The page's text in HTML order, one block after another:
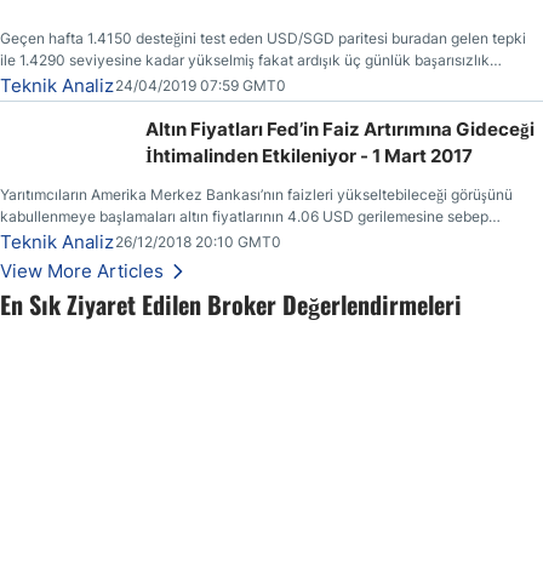
En Sık Ziyaret Edilen Broker Değerlendirmeleri
Geçen hafta 1.4150 desteğini test eden USD/SGD paritesi buradan gelen tepki
ile 1.4290 seviyesine kadar yükselmiş fakat ardışık üç günlük başarısızlık
ertesinde yönünü yeniden aşağı çevirmiştir.
Teknik Analiz24/04/2019 07:59 GMT0
Altın Fiyatları Fed’in Faiz Artırımına Gideceği
İhtimalinden Etkileniyor - 1 Mart 2017
Yarıtımcıların Amerika Merkez Bankası’nın faizleri yükseltebileceği görüşünü
kabullenmeye başlamaları altın fiyatlarının 4.06 USD gerilemesine sebep
olmuştur.
Teknik Analiz26/12/2018 20:10 GMT0
View More Articles